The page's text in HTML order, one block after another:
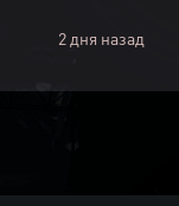
2 дня назад